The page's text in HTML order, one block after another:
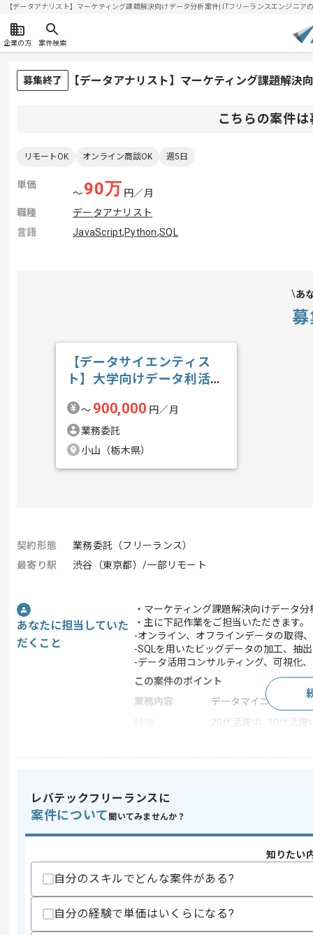
【データアナリスト】マーケティング課題解決向けデータ分析案件| ITフリーランスエンジニ
企業の方 案件検索
募集終了 【データアナリスト】マーケティング課題解
こちらの案件
リモートOK オンライン商談OK 週5日
単価
〜90万 円／月
職種
データアナリスト
言語
JavaScript,Python,SQL
あ
【データサイエンティス
ト】大学向けデータ利活用
〜 900,000 円／月
業務委託
小山（栃木県）
契約形態
業務委託（フリーランス）
最寄り駅
渋谷（東京都）/一部リモート
あなたに担当していた
だくこと
・マーケティング課題解決向けデータ
・主に下記作業をご担当いただきます。
-オンライン、オフラインデータの取得
-SQLを用いたビッグデータの加工、抽
-データ活用コンサルティング、可視化
この案件のポイント
業務内容
データマイニング , デ
20代活躍中 , 30代活躍
スキル
・SQLを用いたデータ加工、抽出、分析
・クライアントまたはパートナー企業と
・アクセスログの生データ加工経験
・Python、JavaScriptを用いた実務経験
スキルに不安がある方へ
上記に似た経験やスキルをお持ちであれば申
レバテックフリーランスに
案件について 聞いてみませんか？
知りたい
自分のスキルでどんな案件がある?
自分の経験で単価はいくらになる?